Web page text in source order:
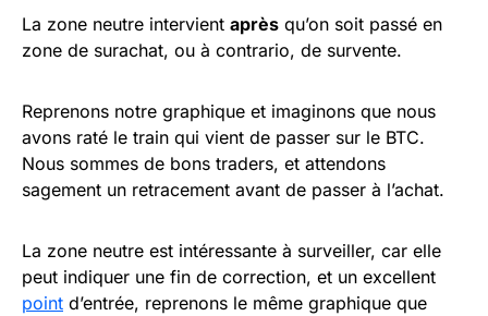
La zone neutre intervient après qu’on soit passé en
zone de surachat, ou à contrario, de survente.
Reprenons notre graphique et imaginons que nous
avons raté le train qui vient de passer sur le BTC.
Nous sommes de bons traders, et attendons
sagement un retracement avant de passer à l’achat.
La zone neutre est intéressante à surveiller, car elle
peut indiquer une fin de correction, et un excellent
point d’entrée, reprenons le même graphique que